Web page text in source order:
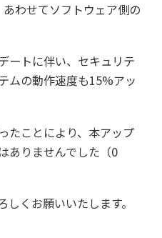
わせてソフトウェア側の
ートに伴い、セキュリテ
ムの動作速度も15%アッ
たことにより、本アップ
ありませんでした（0
くお願いいたします。